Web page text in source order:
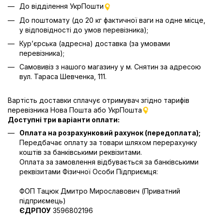
До відділення УкрПошти
До поштомату (до 20 кг фактичної ваги на одне місце,
у відповідності до умов перевізника);
Кур’єрська (адресна) доставка (за умовами
перевізника);
Самовивіз з нашого магазину у м. Снятин за адресою
вул. Тараса Шевченка, 111.
Вартість доставки сплачує отримувач згідно тарифів
перевізника Нова Пошта або УкрПошта
Доступні три варіанти оплати:
Оплата на розрахунковий рахунок (передоплата);
Передбачає оплату за товари шляхом перерахунку
коштів за банківськими реквізитами.
Оплата за замовлення відбувається за банківськими
реквізитами Фізичної Особи Підприємця:
ФОП Тацюк Дмитро Мирославович (Приватний
пiдприємець)
ЄДРПОУ 3596802196